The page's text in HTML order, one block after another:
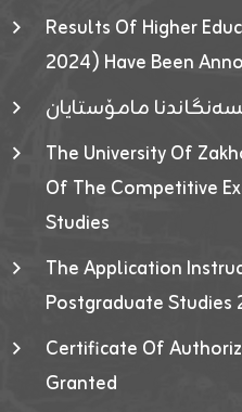
Results Of Higher
2024) Have Been
مامۆستایان
The University Of
Of The Competitive
Studies
The Application
Postgraduate Studies
Certificate Of
Granted